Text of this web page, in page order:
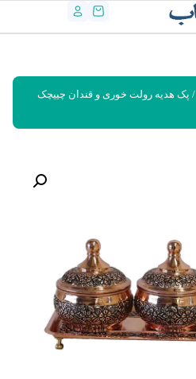
/ پک هدیه رولت خوری و قندان چییچک